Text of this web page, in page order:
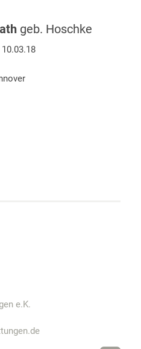
geb. Hoschke
10.03.18
e.K.